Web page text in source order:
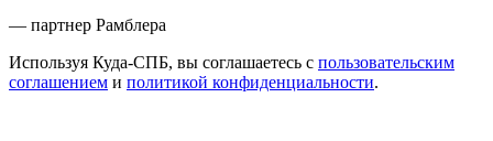
— партнер Рамблера
Используя Куда-СПБ, вы соглашаетесь с пользовательским
соглашением и политикой конфиденциальности.